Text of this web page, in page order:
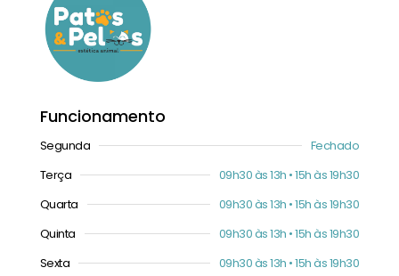
Funcionamento
Segunda
Fechado
Terça
09h30 às 13h • 15h às 19h30
Quarta
09h30 às 13h • 15h às 19h30
Quinta
09h30 às 13h • 15h às 19h30
Sexta
09h30 às 13h • 15h às 19h30